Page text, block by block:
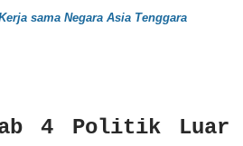
sama Negara Asia Tenggara
Bab 4 Politik Luar